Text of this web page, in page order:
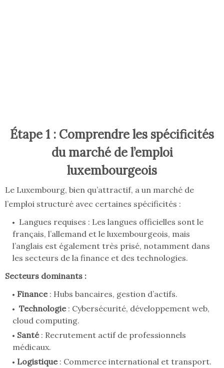
Étape 1 : Comprendre les spécificités
du marché de l’emploi
luxembourgeois
Le Luxembourg, bien qu’attractif, a un marché de
l’emploi structuré avec certaines spécificités :
Langues requises : Les langues officielles sont le
français, l’allemand et le luxembourgeois, mais
l’anglais est également très prisé, notamment dans
les secteurs de la finance et des technologies.
Secteurs dominants :
Finance : Hubs bancaires, gestion d’actifs.
Technologie : Cybersécurité, développement web,
cloud computing.
Santé : Recrutement actif de professionnels
médicaux.
Logistique : Commerce international et transport.